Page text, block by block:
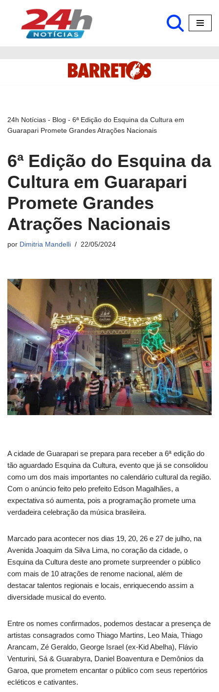
Pular
24h Notícias - Blog - 6ª Edição do Esquina da Cultura em
Guarapari Promete Grandes Atrações Nacionais
6ª Edição do Esquina da
Cultura em Guarapari
Promete Grandes
Atrações Nacionais
por Dimitria Mandelli 22/05/2024
A cidade de Guarapari se prepara para receber a 6ª edição do
tão aguardado Esquina da Cultura, evento que já se consolidou
como um dos mais importantes no calendário cultural da região.
Com o anúncio feito pelo prefeito Edson Magalhães, a
expectativa só aumenta, pois a programação promete uma
verdadeira celebração da música brasileira.
Marcado para acontecer nos dias 19, 20, 26 e 27 de julho, na
Avenida Joaquim da Silva Lima, no coração da cidade, o
Esquina da Cultura deste ano promete surpreender o público
com mais de 10 atrações de renome nacional, além de
destacar talentos regionais e locais, enriquecendo assim a
diversidade musical do evento.
Entre os nomes confirmados, podemos destacar a presença de
artistas consagrados como Thiago Martins, Leo Maia, Thiago
Arancam, Zé Geraldo, George Israel (ex-Kid Abelha), Flávio
Venturini, Sá & Guarabyra, Daniel Boaventura e Demônios da
Garoa, que prometem encantar o público com seus repertórios
ecléticos e cativantes.